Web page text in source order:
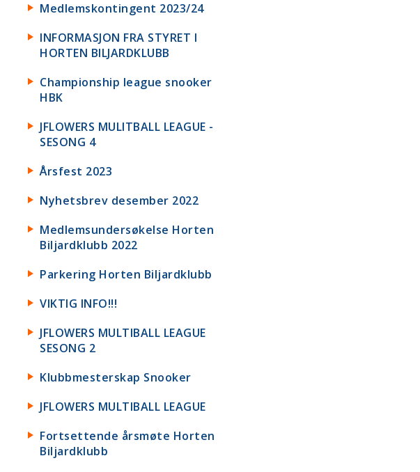
Medlemskontingent 2023/24
INFORMASJON FRA STYRET I
HORTEN BILJARDKLUBB
Championship league snooker
HBK
JFLOWERS MULITBALL LEAGUE -
SESONG 4
Årsfest 2023
Nyhetsbrev desember 2022
Medlemsundersøkelse Horten
Biljardklubb 2022
Parkering Horten Biljardklubb
VIKTIG INFO!!!
JFLOWERS MULTIBALL LEAGUE
SESONG 2
Klubbmesterskap Snooker
JFLOWERS MULTIBALL LEAGUE
Fortsettende årsmøte Horten
Biljardklubb